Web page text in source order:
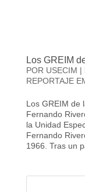
Los GREIM
POR USECIM |
REPORTAJE
Los GREIM de
Fernando
la Unidad
Fernando
1966. Tras un